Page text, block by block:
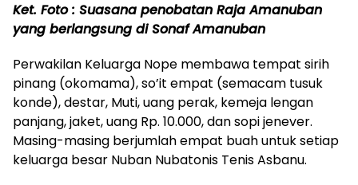
Ket. Foto : Suasana penobatan Raja Amanuban
yang berlangsung di Sonaf Amanuban
Perwakilan Keluarga Nope membawa tempat sirih
pinang (okomama), so’it empat (semacam tusuk
konde), destar, Muti, uang perak, kemeja lengan
panjang, jaket, uang Rp. 10.000, dan sopi jenever.
Masing-masing berjumlah empat buah untuk setiap
keluarga besar Nuban Nubatonis Tenis Asbanu.